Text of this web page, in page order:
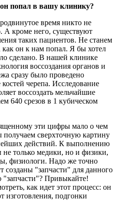
попал в вашу клинику?
время никто не
А кроме него, существуют
таких пациентов. Не станем
как он к нам попал. Я бы хотел
сделано. В нашей клинике
воссоздания органов и
сразу было проведено
черепа. Исследование
воссоздать мельчайшие
640 срезов в 1 кубическом
эти цифры мало о чем
сверхточную картину
действий. К выполнению
только медики, но и физики,
физиологи. Надо же точно
созданы "запчасти" для данного
"запчасти"? Привыкайте!
как идет этот процесс: он
изготовления, подгонки